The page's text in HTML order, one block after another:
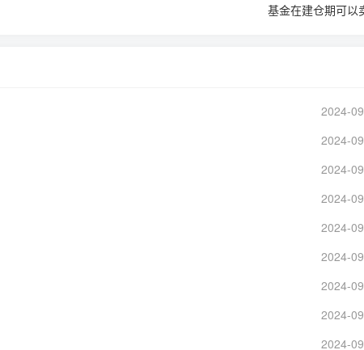
基金在建仓期可以
2024-
2024-
2024-
2024-
2024-
2024-
2024-
2024-
2024-